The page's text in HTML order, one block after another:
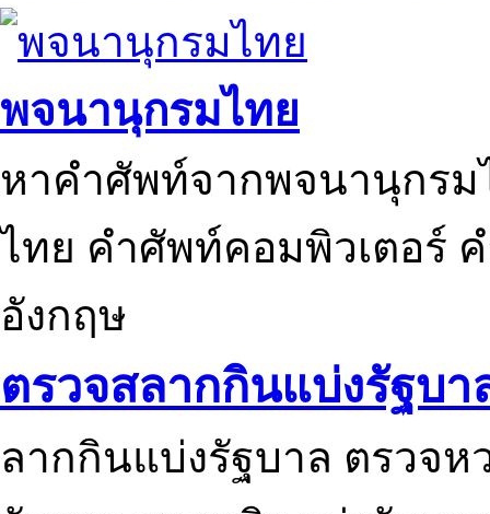
พจนานุกรมไทย
หาคำศัพท์จากพจนานุกรม
ไทย คำศัพท์คอมพิวเตอร์
อังกฤษ
ตรวจสลากกินแบ่งรัฐบา
ลากกินแบ่งรัฐบาล ตรวจ